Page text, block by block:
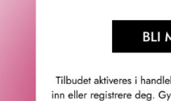
RITUALS
SWEET JASMINE GIFT SET
KR